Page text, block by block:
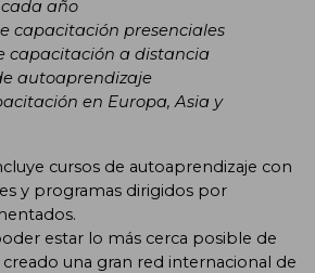
año
capacitación presenciales
capacitación a distancia
autoaprendizaje
en Europa, Asia y
cursos de autoaprendizaje con
y programas dirigidos por
estar lo más cerca posible de
una gran red internacional de